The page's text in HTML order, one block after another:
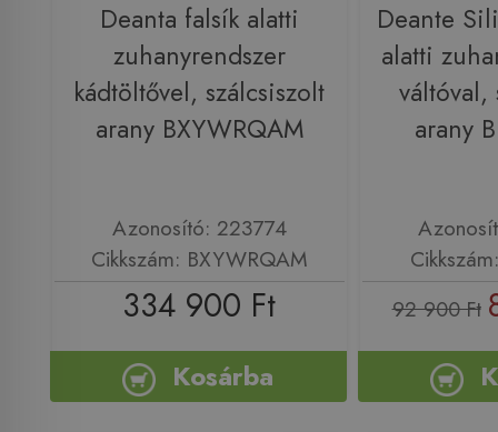
Deanta falsík alatti
zuhanyrendszer
kádtöltővel, szálcsiszolt
arany BXYWRQAM
Azonosító: 223774
Cikkszám: BXYWRQAM
334 900 Ft
Kosárba
Deante
alatti
váltóval,
arany
92 900 Ft